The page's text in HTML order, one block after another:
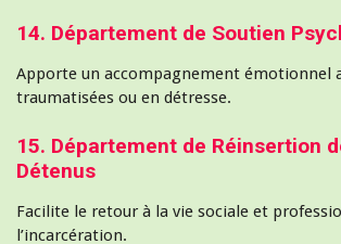
14. Département de Soutien
Apporte un accompagnement émotionnel
traumatisées ou en détresse.
15. Département de Réinsertion
Détenus
Facilite le retour à la vie sociale et
l’incarcération.